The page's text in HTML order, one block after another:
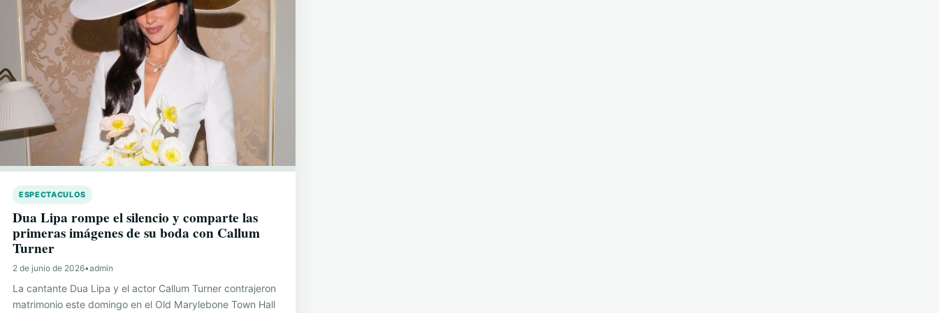
ESPECTACULOS
Dua Lipa rompe el silencio y comparte las
primeras imágenes de su boda con Callum
Turner
2 de junio de 2026•admin
La cantante Dua Lipa y el actor Callum Turner contrajeron
matrimonio este domingo en el Old Marylebone Town Hall